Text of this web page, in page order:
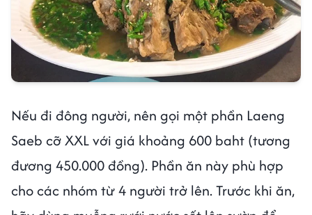
Nếu đi đông người, nên gọi một phần Laeng
Saeb cỡ XXL với giá khoảng 600 baht (tương
đương 450.000 đồng). Phần ăn này phù hợp
cho các nhóm từ 4 người trở lên. Trước khi ăn,